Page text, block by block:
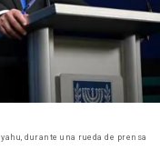
durante una rueda de prensa